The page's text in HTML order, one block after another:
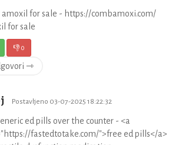
amoxil for sale - https://combamoxi.com/
for sale
👎0
⇾
Postavljeno 03-07-2025 18:22:32
ed pills over the counter - <a
fastedtotake.com/">free ed pills</a>